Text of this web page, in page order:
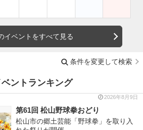
イベントをすべて見る
条件を変更して検索
ベントランキング
2026年8月9日
第61回 松山野球拳おどり
松山市の郷土芸能「野球拳」を取り入